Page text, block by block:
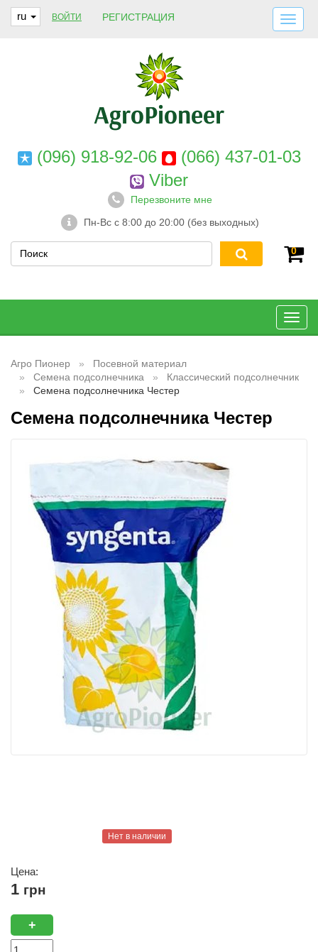
ru ВОЙТИ РЕГИСТРАЦИЯ
ДОСТАВКА И ОПЛАТА
О НАС
ГАРАНТИИ
КОНТАКТЫ
(096) 918-92-06
(066) 437-01-03
Viber
Перезвоните мне
Пн-Вс с 8:00 до 20:00 (без выходных)
0
Агро Пионер
Посевной материал
Семена подсолнечника
Классический подсолнечник
Семена подсолнечника Честер
Семена подсолнечника Честер
Нет в наличии
Цена:
1 грн
+